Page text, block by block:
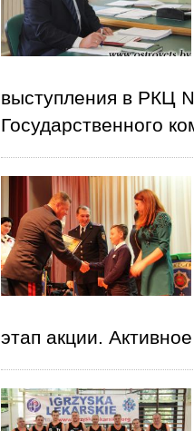
выступления в РКЦ
Государственного
этап акции.